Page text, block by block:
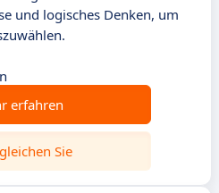
und logisches Denken, um
erfahren
Sie